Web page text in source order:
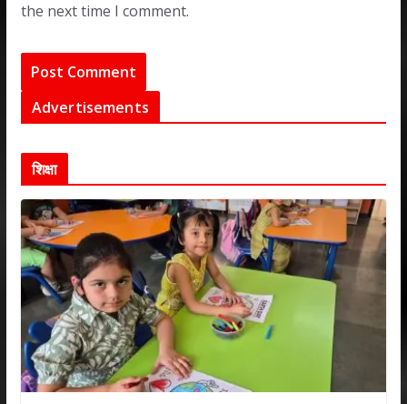
the next time I comment.
Advertisements
शिक्षा